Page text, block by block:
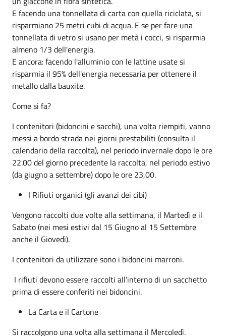
E facendo una tonnellata di carta con quella riciclata, si
risparmiano 25 metri cubi di acqua. E se per fare una
tonnellata di vetro si usano per metà i cocci, si risparmia
almeno 1/3 dell'energia.
E ancora: facendo l'alluminio con le lattine usate si
risparmia il 95% dell'energia necessaria per ottenere il
metallo dalla bauxite.
Come si fa?
I contenitori (bidoncini e sacchi), una volta riempiti, vanno
messi a bordo strada nei giorni prestabiliti (consulta il
calendario della raccolta), nel periodo invernale dopo le ore
22.00 del giorno precedente la raccolta, nel periodo estivo
(da giugno a settembre) dopo le ore 23,00.
I Rifiuti organici (gli avanzi dei cibi)
Vengono raccolti due volte alla settimana, il Martedì e il
Sabato (nei mesi estivi dal 15 Giugno al 15 Settembre
anche il Giovedì).
I contenitori da utilizzare sono i bidoncini marroni.
I rifiuti devono essere raccolti all’interno di un sacchetto
prima di essere conferiti nei bidoncini.
La Carta e il Cartone
Si raccolgono una volta alla settimana il Mercoledì.